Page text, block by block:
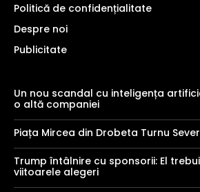
Politică de confidențialitate
Despre noi
Publicitate
Un nou scandal cu inteligența
o altă companiei
Piața Mircea din Drobeta Turnu
Trump întâlnire cu sponsorii: El
viitoarele alegeri